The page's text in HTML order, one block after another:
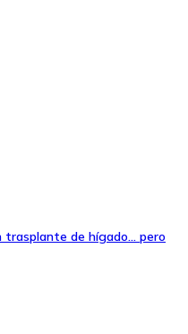
trasplante de hígado… pero